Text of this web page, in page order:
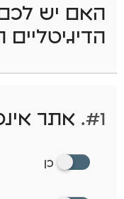
האם יש
#1. אתר
כן